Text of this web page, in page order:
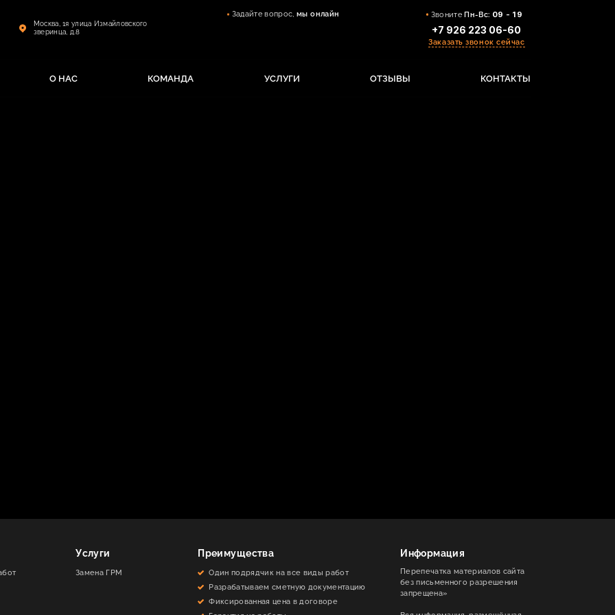
Москва, 1я улица Измайловского
зверинца, д.8
Задайте вопрос,мы онлайн ЗвонитеПн-Вс: 09 - 19
+7 926 223 06-60
Заказать звонок сейчас
О НАС КОМАНДА УСЛУГИ ОТЗЫВЫ КОНТАКТЫ
Услуги
Замена ГРМ
Преимущества
Один подрядчик на все виды работ
Разрабатываем сметную документацию
Фиксированная цена в договоре
Информация
Перепечатка материалов сайта
без письменного разрешения
запрещена»